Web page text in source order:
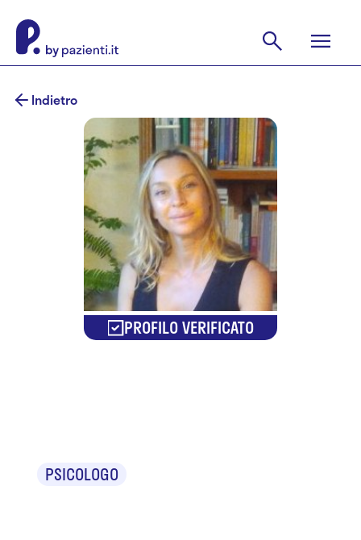
Indietro
PROFILO VERIFICATO
PSICOLOGO